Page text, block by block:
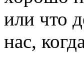
или что
нас,